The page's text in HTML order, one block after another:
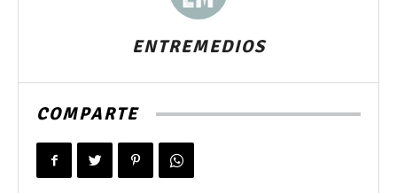
ENTREMEDIOS
COMPARTE